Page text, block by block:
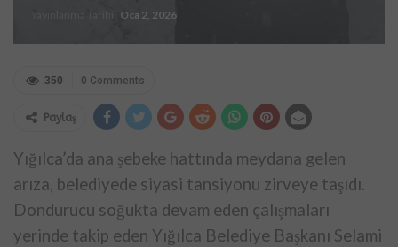
Yayınlanma Tarihi: Oca 2, 2026
0 Comments
350
Paylaş
Yığılca’da ana şebeke hattında meydana gelen
arıza, belediyede siyasi tansiyonu zirveye taşıdı.
Dondurucu soğukta devam eden çalışmaları
yerinde takip eden Yığılca Belediye Başkanı Selami